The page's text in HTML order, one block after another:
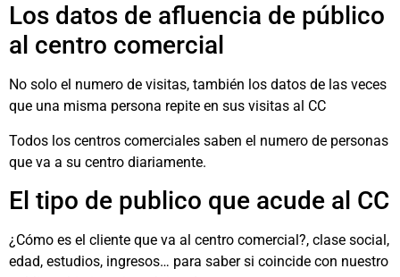
Los datos de afluencia de público
al centro comercial
No solo el numero de visitas, también los datos de las veces
que una misma persona repite en sus visitas al CC
Todos los centros comerciales saben el numero de personas
que va a su centro diariamente.
El tipo de publico que acude al CC
¿Cómo es el cliente que va al centro comercial?, clase social,
edad, estudios, ingresos… para saber si coincide con nuestro